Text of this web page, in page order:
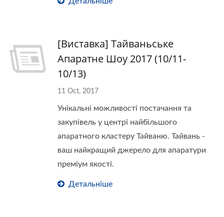
[Виставка] Тайваньське
Апаратне Шоу 2017 (10/11-
10/13)
11 Oct, 2017
Унікальні можливості постачання та
закупівель у центрі найбільшого
апаратного кластеру Тайваню. Тайвань -
ваш найкращий джерело для апаратури
преміум якості.
Детальніше